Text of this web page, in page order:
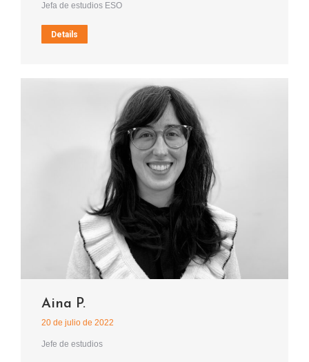
Jefa de estudios ESO
Details
Aina P.
20 de julio de 2022
Jefe de estudios